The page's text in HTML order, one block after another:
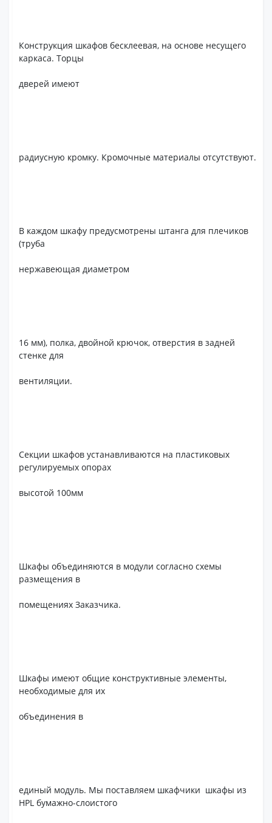
Конструкция шкафов бесклеевая, на основе несущего
каркаса. Торцы
дверей имеют
радиусную кромку. Кромочные материалы отсутствуют.
В каждом шкафу предусмотрены штанга для плечиков
(труба
нержавеющая диаметром
16 мм), полка, двойной крючок, отверстия в задней
стенке для
вентиляции.
Секции шкафов устанавливаются на пластиковых
регулируемых опорах
высотой 100мм
Шкафы объединяются в модули согласно схемы
размещения в
помещениях Заказчика.
Шкафы имеют общие конструктивные элементы,
необходимые для их
объединения в
единый модуль. Мы поставляем шкафчики шкафы из
HPL бумажно-слоистого